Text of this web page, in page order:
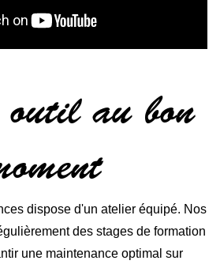
outil au bon
dispose d'un atelier équipé. Nos
des stages de formation
une maintenance optimal sur